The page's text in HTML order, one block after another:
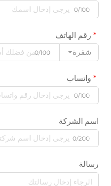
0/100
رقم الهاتف
شفرة
0/100
واتساب
0/100
اسم الشركة
0/200
رسالة